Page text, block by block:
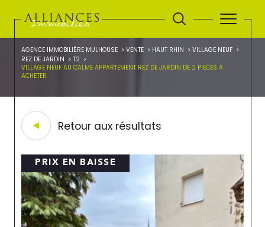
AGENCE IMMOBILIÈRE MULHOUSE VENTE HAUT RHIN
VILLAGE NEUF
REZ DE JARDIN
T2
VILLAGE NEUF AU CALME APPARTEMENT REZ DE JARDIN DE 2 PIECES A
ACHETER
Retour aux résultats
PRIX EN BAISSE